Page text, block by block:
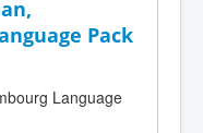
Pack
Language